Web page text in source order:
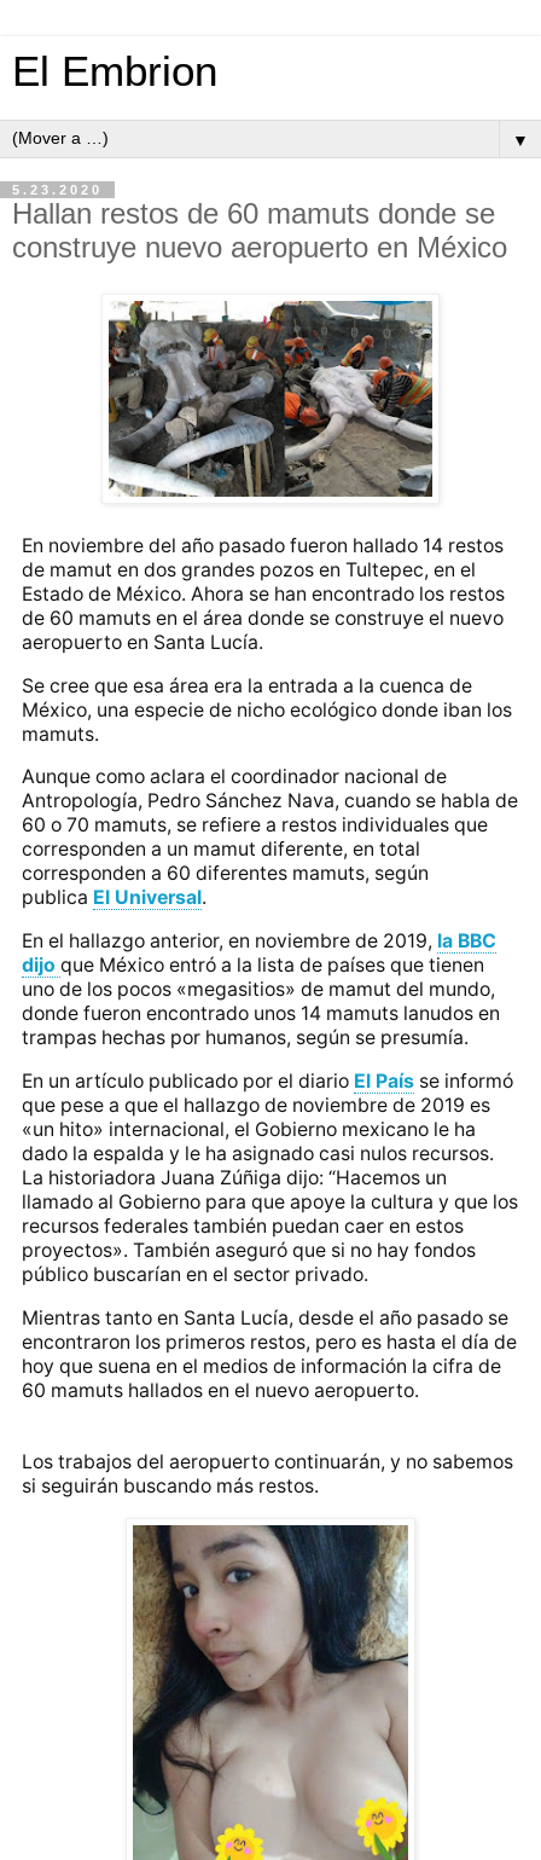
El Embrion
▼
5.23.2020
Hallan restos de 60 mamuts donde se
construye nuevo aeropuerto en México
En noviembre del año pasado fueron hallado 14 restos
de mamut en dos grandes pozos en Tultepec, en el
Estado de México. Ahora se han encontrado los restos
de 60 mamuts en el área donde se construye el nuevo
aeropuerto en Santa Lucía.
Se cree que esa área era la entrada a la cuenca de
México, una especie de nicho ecológico donde iban los
mamuts.
Aunque como aclara el coordinador nacional de
Antropología, Pedro Sánchez Nava, cuando se habla de
60 o 70 mamuts, se refiere a restos individuales que
corresponden a un mamut diferente, en total
corresponden a 60 diferentes mamuts, según
publica El Universal.
En el hallazgo anterior, en noviembre de 2019, la BBC
dijo que México entró a la lista de países que tienen
uno de los pocos «megasitios» de mamut del mundo,
donde fueron encontrado unos 14 mamuts lanudos en
trampas hechas por humanos, según se presumía.
En un artículo publicado por el diario El País se informó
que pese a que el hallazgo de noviembre de 2019 es
«un hito» internacional, el Gobierno mexicano le ha
dado la espalda y le ha asignado casi nulos recursos.
La historiadora Juana Zúñiga dijo: “Hacemos un
llamado al Gobierno para que apoye la cultura y que los
recursos federales también puedan caer en estos
proyectos». También aseguró que si no hay fondos
público buscarían en el sector privado.
Mientras tanto en Santa Lucía, desde el año pasado se
encontraron los primeros restos, pero es hasta el día de
hoy que suena en el medios de información la cifra de
60 mamuts hallados en el nuevo aeropuerto.
Los trabajos del aeropuerto continuarán, y no sabemos
si seguirán buscando más restos.